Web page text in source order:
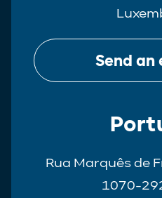
Send an
Rua Marquês de
1070-